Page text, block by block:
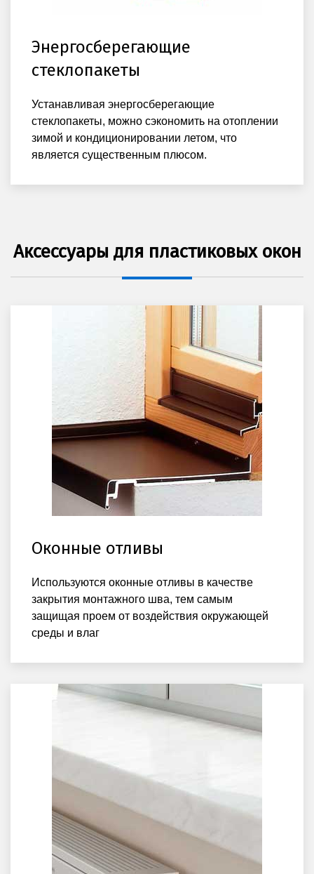
Энергосберегающие
стеклопакеты
Устанавливая энергосберегающие
стеклопакеты, можно сэкономить на отоплении
зимой и кондиционировании летом, что
является существенным плюсом.
Аксессуары для пластиковых окон
Оконные отливы
Используются оконные отливы в качестве
закрытия монтажного шва, тем самым
защищая проем от воздействия окружающей
среды и влаг